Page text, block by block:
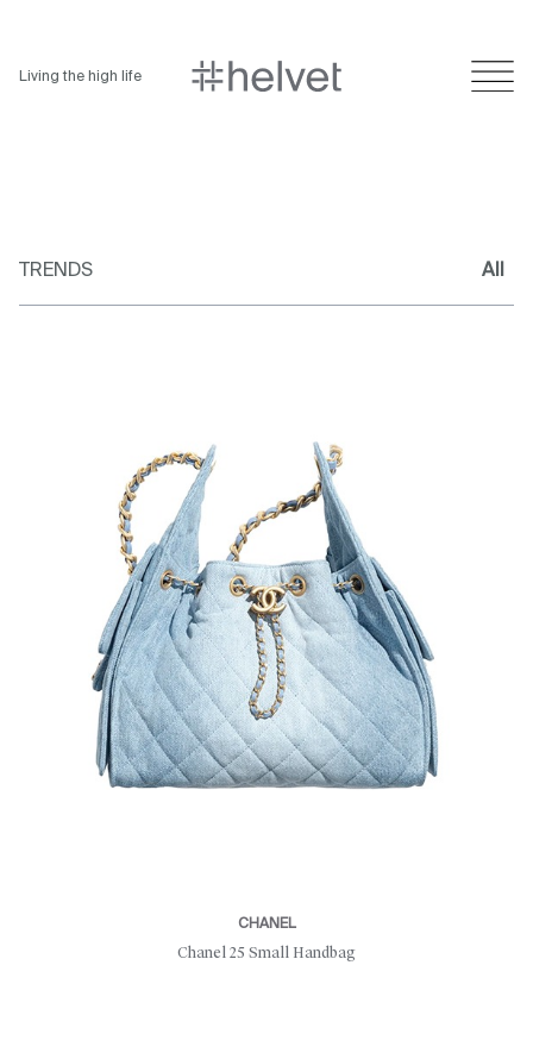
Living the high life
TRENDS All
CHANEL
Chanel 25 Small Handbag